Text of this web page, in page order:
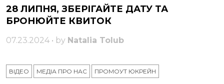
28 ЛИПНЯ, ЗБЕРІГАЙТЕ ДАТУ ТА
БРОНЮЙТЕ КВИТОК
07.23.2024 • by Natalia Tolub
ВІДЕО МЕДІА ПРО НАС ПРОМОУТ ЮКРЕЙН